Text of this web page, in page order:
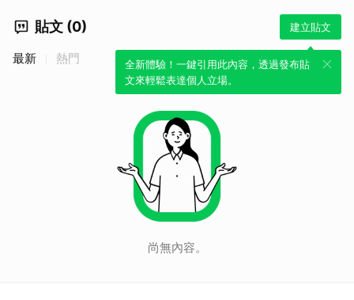
貼文 (0) 建立貼文
全新體驗！一鍵引用此內容，透過發布貼
文來輕鬆表達個人立場。
最新 熱門
尚無內容。